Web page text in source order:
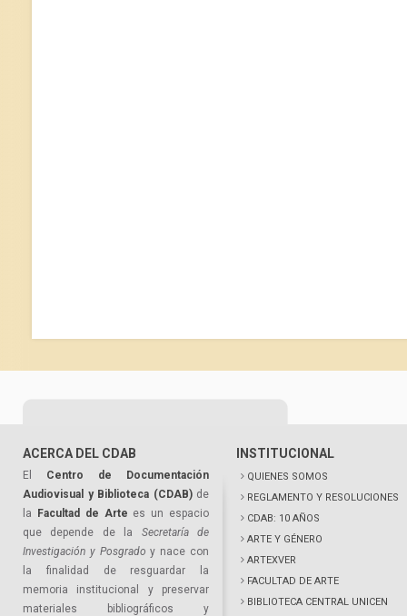
ACERCA DEL CDAB
El Centro de Documentación
Audiovisual y Biblioteca (CDAB)de
la
Facultad de Arte es un espacio
que depende de la Secretaría de
Investigación y Posgrado y nace con
la finalidad de resguardar la
memoria institucional y preservar
materiales bibliográficos y
INSTITUCIONAL
QUIENES SOMOS
REGLAMENTO Y RESOLUCIONES
CDAB: 10 AÑOS
ARTE Y GÉNERO
ARTEXVER
FACULTAD DE ARTE
BIBLIOTECA CENTRAL UNICEN